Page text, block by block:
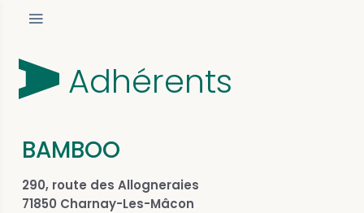
Adhérents
BAMBOO
290, route des Allogneraies
71850 Charnay-Les-Mâcon